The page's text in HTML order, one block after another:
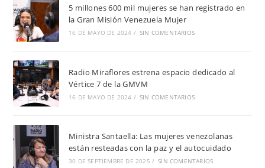
5 millones 600 mil mujeres se han registrado en
la Gran Misión Venezuela Mujer
16 DE MAYO DE 2024 / SIN COMENTARIOS
Radio Miraflores estrena espacio dedicado al
Vértice 7 de la GMVM
16 DE MAYO DE 2024 / SIN COMENTARIOS
Ministra Santaella: Las mujeres venezolanas
están resteadas con la paz y el autocuidado
30 DE SEPTIEMBRE DE 2025 / SIN COMENTARIOS